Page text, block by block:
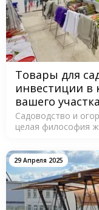
Товары для
инвестиции в
вашего участка
Садоводство и
целая философия
29 Апреля 2025